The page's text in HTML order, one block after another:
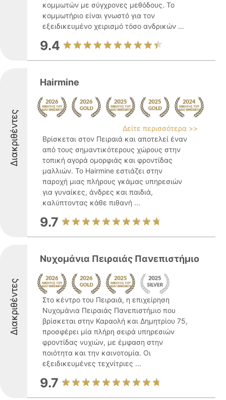
κομμωτών με σύγχρονες μεθόδους. Το
κομμωτήριο είναι γνωστό για τον
εξειδικευμένο χειρισμό τόσο ανδρικών ...
9.4
Διακριθέντες
Hairmine
Δείτε περισσότερα >>
Βρίσκεται στον Πειραιά και αποτελεί έναν
από τους σημαντικότερους χώρους στην
τοπική αγορά ομορφιάς και φροντίδας
μαλλιών. Το Hairmine εστιάζει στην
παροχή μιας πλήρους γκάμας υπηρεσιών
για γυναίκες, άνδρες και παιδιά,
καλύπτοντας κάθε πιθανή ...
9.7
Διακριθέντες
Νυχομάνια Πειραιάς Πανεπιστήμιο
Στο κέντρο του Πειραιά, η επιχείρηση
Νυχομάνια Πειραιάς Πανεπιστήμιο που
βρίσκεται στην Καραολή και Δημητρίου 75,
προσφέρει μία πλήρη σειρά υπηρεσιών
φροντίδας νυχιών, με έμφαση στην
ποιότητα και την καινοτομία. Οι
εξειδικευμένες τεχνίτριες ...
9.7